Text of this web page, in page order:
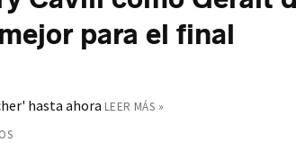
para el final
hasta ahora LEER MÁS »